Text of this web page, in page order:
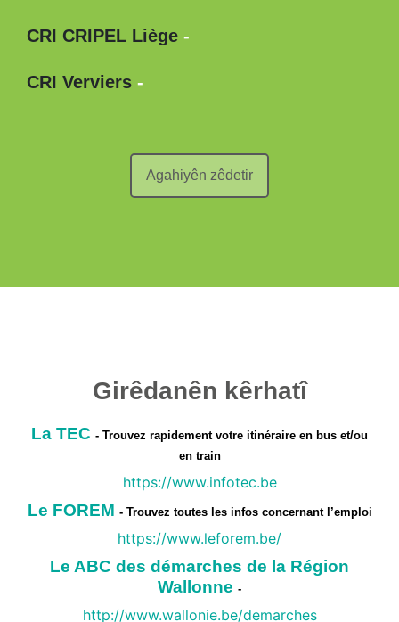
CRI CRIPEL Liège -
CRI Verviers -
Agahiyên zêdetir
Girêdanên kêrhatî
La TEC - Trouvez rapidement votre itinéraire en bus et/ou
en train
https://www.infotec.be
Le FOREM - Trouvez toutes les infos concernant l’emploi
https://www.leforem.be/
Le ABC des démarches de la Région
Wallonne -
http://www.wallonie.be/demarches